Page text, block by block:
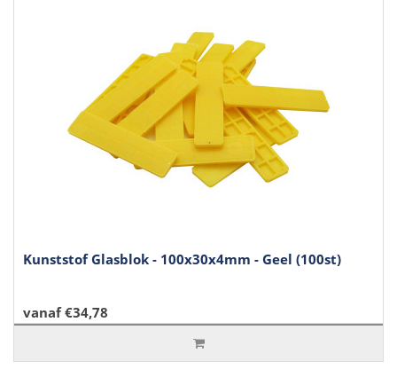
Kunststof Glasblok - 100x30x4mm - Geel (100st)
vanaf €34,78